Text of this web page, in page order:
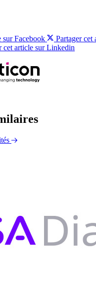
sur Facebook
Partager cet
cet article sur Linkedin